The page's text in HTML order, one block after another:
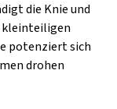
die Knie und
kleinteiligen
potenziert sich
drohen